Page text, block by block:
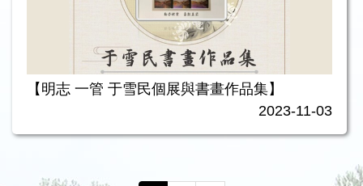
【明志 一管 于雪民個展與書畫作品集】
2023-11-03